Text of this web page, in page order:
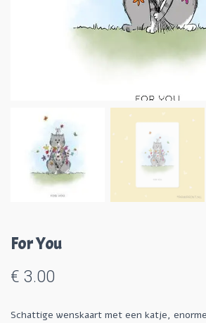
For You
€ 3.00
Schattige wenskaart met een katje,